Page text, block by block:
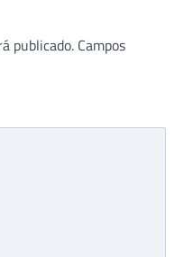
publicado. Campos